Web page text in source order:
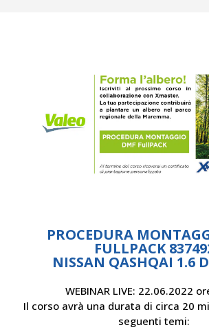
PROCEDURA
FULLPACK
NISSAN QASHQAI 1.6
WEBINAR LIVE: 22.06.2022
Il corso avrà una durata di circa 20
seguenti temi: